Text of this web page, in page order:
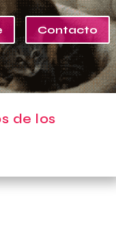
Contacto
de los